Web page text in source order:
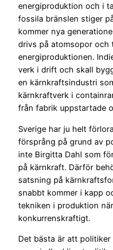
energiproduktion och i
fossila bränslen stiger
kommer nya
drivs på atomsopor och
energiproduktionen.
verk i drift och skall
en kärnkraftsindustri
kärnkraftverk i
från fabrik uppstartade
Sverige har ju helt
försprång på grund av
inte Birgitta Dahl som
på kärnkraft. Därför
satsning på
snabbt kommer i kapp
tekniken i produktion
konkurrenskraftigt.
Det bästa är att